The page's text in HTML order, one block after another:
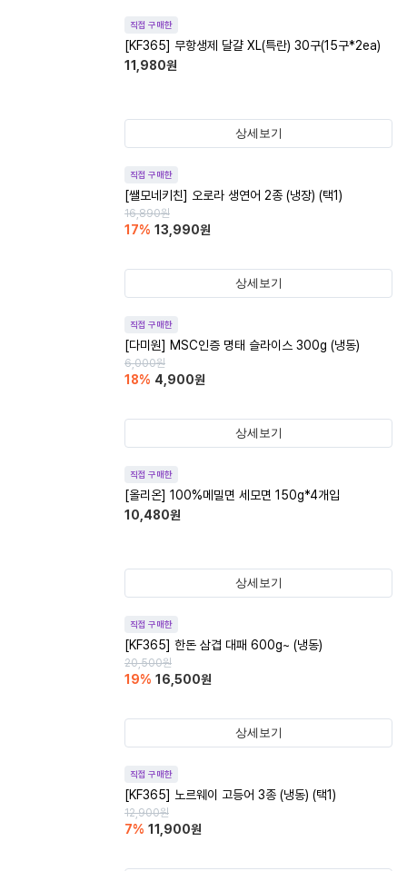
직접 구매한
[KF365] 무항생제 달걀 XL(특란) 30구(15구*2ea)
11,980원
상세보기
직접 구매한
[쌜모네키친] 오로라 생연어 2종 (냉장) (택1)
16,890원
17% 13,990원
상세보기
직접 구매한
[다미원] MSC인증 명태 슬라이스 300g (냉동)
6,000원
18% 4,900원
상세보기
직접 구매한
[올리온] 100%메밀면 세모면 150g*4개입
10,480원
상세보기
직접 구매한
[KF365] 한돈 삼겹 대패 600g~ (냉동)
20,500원
19% 16,500원
상세보기
직접 구매한
[KF365] 노르웨이 고등어 3종 (냉동) (택1)
12,900원
7% 11,900원